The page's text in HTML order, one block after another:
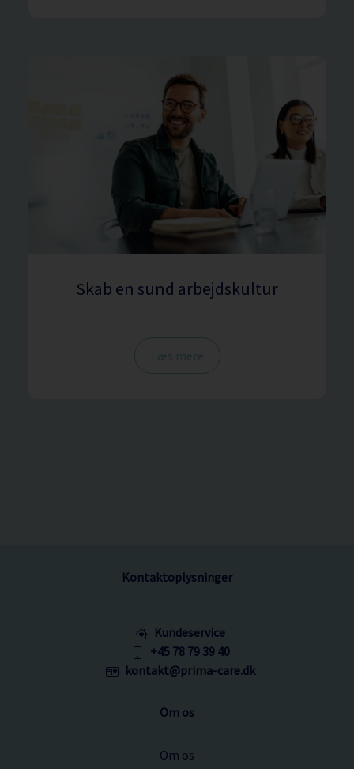
Skab en sund arbejdskultur
Kontaktoplysninger
Kundeservice
+45 78 79 39 40
kontakt@prima-care.dk
Om os
Om os